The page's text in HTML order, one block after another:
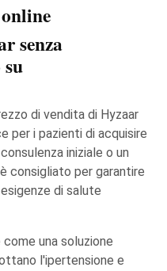
senza
di vendita di Hyzaar
per i pazienti di acquisire
iniziale o un
consigliato per garantire
di salute
una soluzione
l'ipertensione e